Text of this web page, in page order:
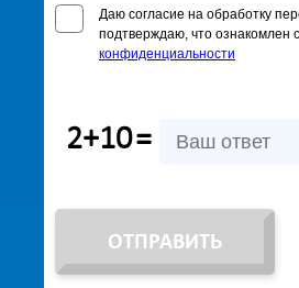
Даю согласие на обработку
подтверждаю, что ознакомлен с
конфиденциальности
2+10=
ОТПРАВИТЬ